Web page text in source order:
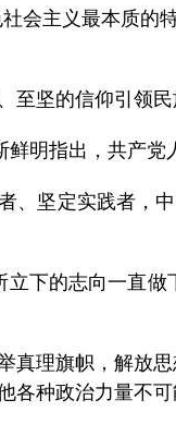
主义最本质的
坚的信仰引领
指出，共产党
坚定实践者，中
下的志向一直做
理旗帜，解放思
各种政治力量不